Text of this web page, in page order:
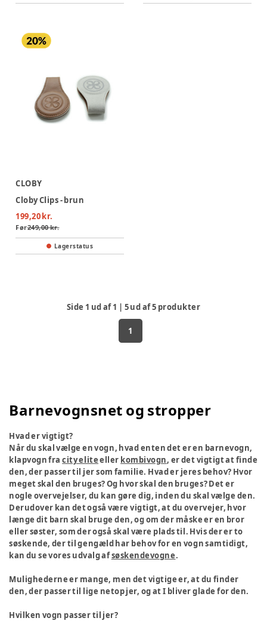
CLOBY
Cloby Clips - brun
199,20 kr.
Før249,00 kr.
Lagerstatus
Side 1 ud af1 | 5ud af5 produkter
1
Barnevognsnet og stropper
Hvad er vigtigt?
Når du skal vælge en vogn, hvad enten det er en barnevogn,
klapvogn fracity eliteeller kombivogn, er det vigtigt at finde
den, der passer til jer som familie. Hvad er jeres behov? Hvor
meget skal den bruges? Og hvor skal den bruges? Det er
nogle overvejelser, du kan gøre dig, inden du skal vælge den.
Derudover kan det også være vigtigt, at du overvejer, hvor
længe dit barn skal bruge den, og om der måske er en bror
eller søster, som der også skal være plads til. Hvis der er to
søskende, der til gengæld har behov for en vogn samtidigt,
kan du se vores udvalg afsøskendevogne.
Mulighederne er mange, men det vigtige er, at du finder
den, der passer til lige netop jer, og at I bliver glade for den.
Hvilken vogn passer til jer?